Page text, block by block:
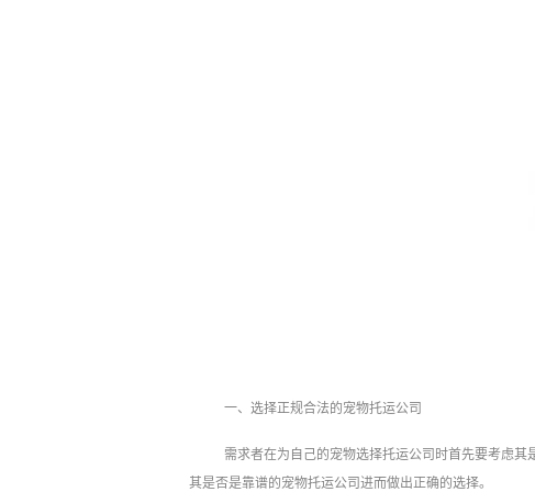
一、选择正规合法的宠物托运公司
需求者在为自己的宠物选择托运公司时首先要考虑
其是否是靠谱的宠物托运公司进而做出正确的选择。